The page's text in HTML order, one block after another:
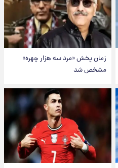
زمان پخش «مرد سه هزار چهره»
مشخص شد